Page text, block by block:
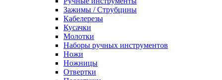
Зажимы / Струбцины
Кабелерезы
Кусачки
Молотки
Наборы ручных инструментов
Ножи
Ножницы
Отвертки